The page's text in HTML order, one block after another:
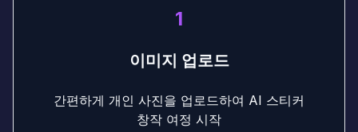
1
이미지 업로드
간편하게 개인 사진을 업로드하여 AI 스티커
창작 여정 시작